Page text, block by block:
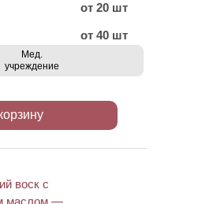
от 20 шт
от 40 шт
Мед.
учреждение